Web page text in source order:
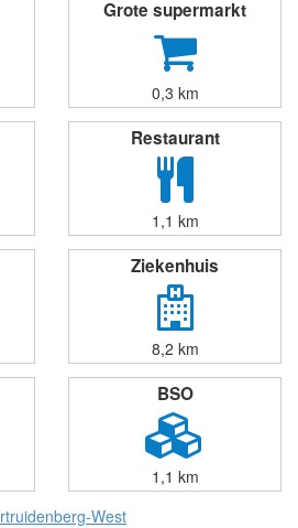
Grote supermarkt
0,3 km
Restaurant
1,1 km
Ziekenhuis
8,2 km
BSO
1,1 km
West